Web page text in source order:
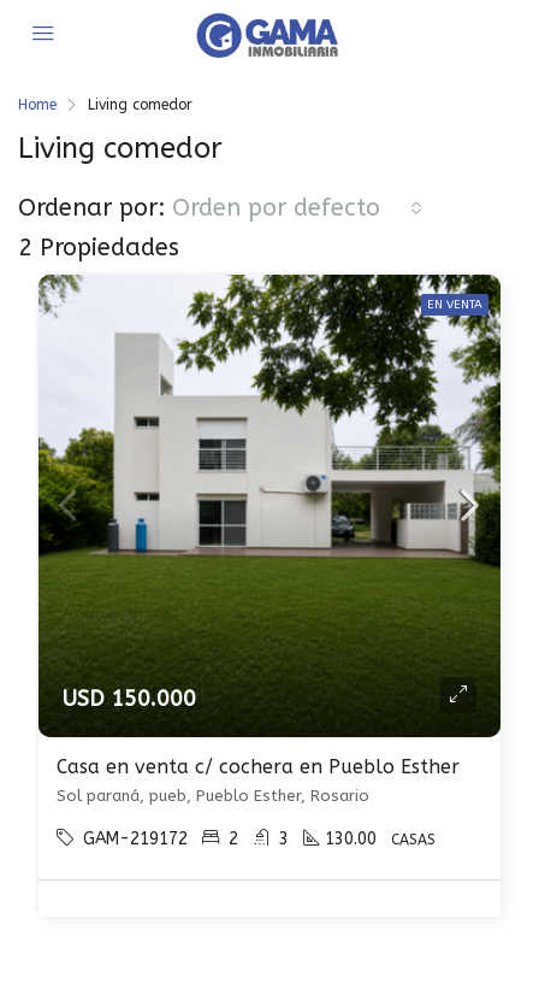
Home Living comedor
Living comedor
2 Propiedades
Ordenar por: Orden por defecto
EN VENTA
USD 150.000
Casa en venta c/ cochera en Pueblo Esther
Sol paraná, pueb, Pueblo Esther, Rosario
GAM-219172 2 3 130.00 CASAS